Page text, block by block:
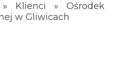
Klienci
Ośrodek
w Gliwicach